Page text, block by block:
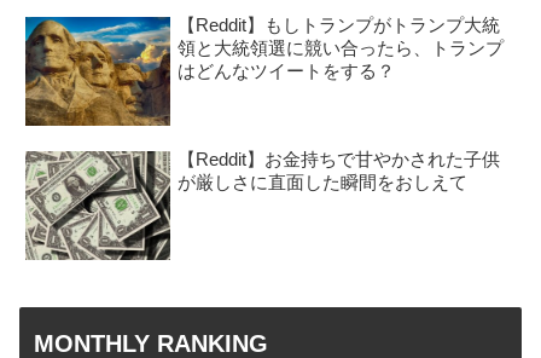
【Reddit】もしトランプがトランプ大統
領と大統領選に競い合ったら、トランプ
はどんなツイートをする？
【Reddit】お金持ちで甘やかされた子供
が厳しさに直面した瞬間をおしえて
MONTHLY RANKING